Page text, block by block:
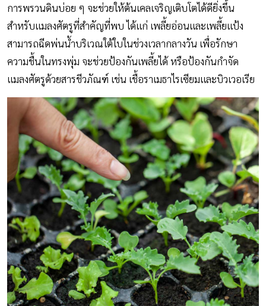
การพรวนดินบ่อย ๆ จะช่วยให้ต้นเคลเจริญเติบโตได้ดียิ่งขึ้น
สำหรับแมลงศัตรูที่สำคัญที่พบ ได้แก่ เพลี้ยอ่อนและเพลี้ยแป้ง
สามารถฉีดพ่นน้ำบริเวณใต้ใบในช่วงเวลากลางวัน เพื่อรักษา
ความชื้นในทรงพุ่ม จะช่วยป้องกันเพลี้ยได้ หรือป้องกันกำจัด
แมลงศัตรูด้วยสารชีวภัณฑ์ เช่น เชื้อราเมธาไรเซียมและบิวเวอเรีย